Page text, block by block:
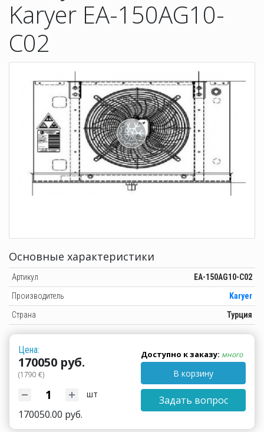
Karyer EA-150AG10-
C02
Основные характеристики
Артикул
EA-150AG10-C02
Производитель
Karyer
Страна
Турция
Цена:
170050 руб.
(1790 €)
шт
170050.00 руб.
Доступно к заказу: много
В корзину
Задать вопрос